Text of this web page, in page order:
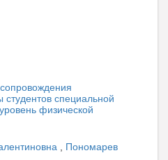
студентов специальной
физической
, Пономарев